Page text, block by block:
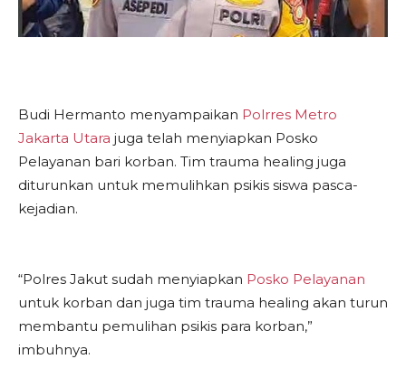
Budi Hermanto menyampaikan Polrres Metro
Jakarta Utara juga telah menyiapkan Posko
Pelayanan bari korban. Tim trauma healing juga
diturunkan untuk memulihkan psikis siswa pasca-
kejadian.
“Polres Jakut sudah menyiapkan Posko Pelayanan
untuk korban dan juga tim trauma healing akan turun
membantu pemulihan psikis para korban,”
imbuhnya.